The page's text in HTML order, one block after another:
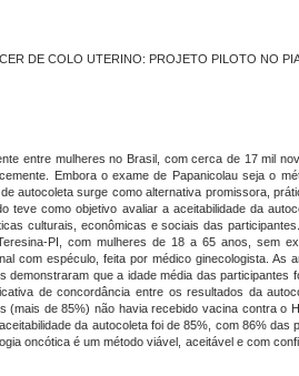
DE COLO UTERINO: PROJETO PILOTO NO
entre mulheres no Brasil, com cerca de 17 mil
Embora o exame de Papanicolau seja o
autocoleta surge como alternativa promissora,
teve como objetivo avaliar a aceitabilidade da
culturais, econômicas e sociais das
PI, com mulheres de 18 a 65 anos, sem
com espéculo, feita por médico ginecologista. As
que a idade média das
de concordância entre os resultados da
de 85%) não havia recebido vacina contra o
da autocoleta foi de 85%, com 86%
oncótica é um método viável, aceitável e com